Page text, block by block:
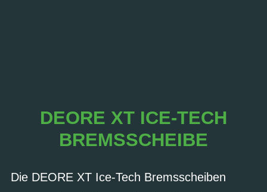
DEORE XT ICE-TECH
BREMSSCHEIBE
Die DEORE XT Ice-Tech Bremsscheiben